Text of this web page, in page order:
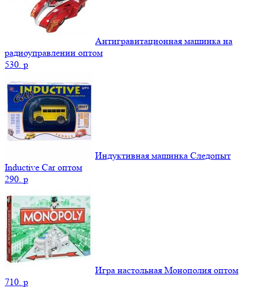
Антигравитационная машинка на
радиоуправлении оптом
530. p
Индуктивная машинка Следопыт
Inductive Car оптом
290. p
Игра настольная Монополия оптом
710. p